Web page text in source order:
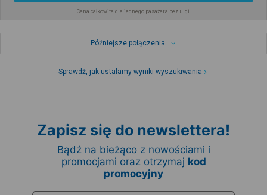
Cena całkowita dla jednego pasażera bez ulgi
Późniejsze połączenia
Sprawdź, jak ustalamy wyniki wyszukiwania
Zapisz się do newslettera!
Bądź na bieżąco z nowościami i
promocjami oraz otrzymaj kod
promocyjny